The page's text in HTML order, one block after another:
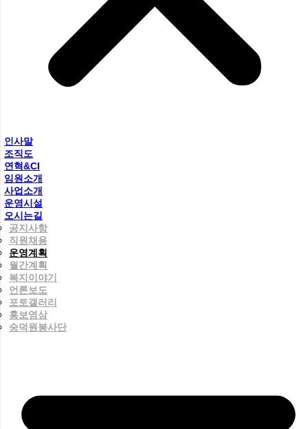
인사말
조직도
연혁&CI
임원소개
사업소개
운영시설
오시는길
공지사항
직원채용
운영계획
월간계획
복지이야기
언론보도
포토갤러리
홍보영상
숭덕원봉사단